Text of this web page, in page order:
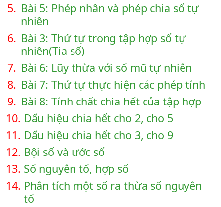
5. Bài 5: Phép nhân và phép chia số tự
nhiên
6. Bài 3: Thứ tự trong tập hợp số tự
nhiên(Tia số)
7. Bài 6: Lũy thừa với số mũ tự nhiên
8. Bài 7: Thứ tự thực hiện các phép tính
9. Bài 8: Tính chất chia hết của tập hợp
10. Dấu hiệu chia hết cho 2, cho 5
11. Dấu hiệu chia hết cho 3, cho 9
12. Bội số và ước số
13. Số nguyên tố, hợp số
14. Phân tích một số ra thừa số nguyên
tố